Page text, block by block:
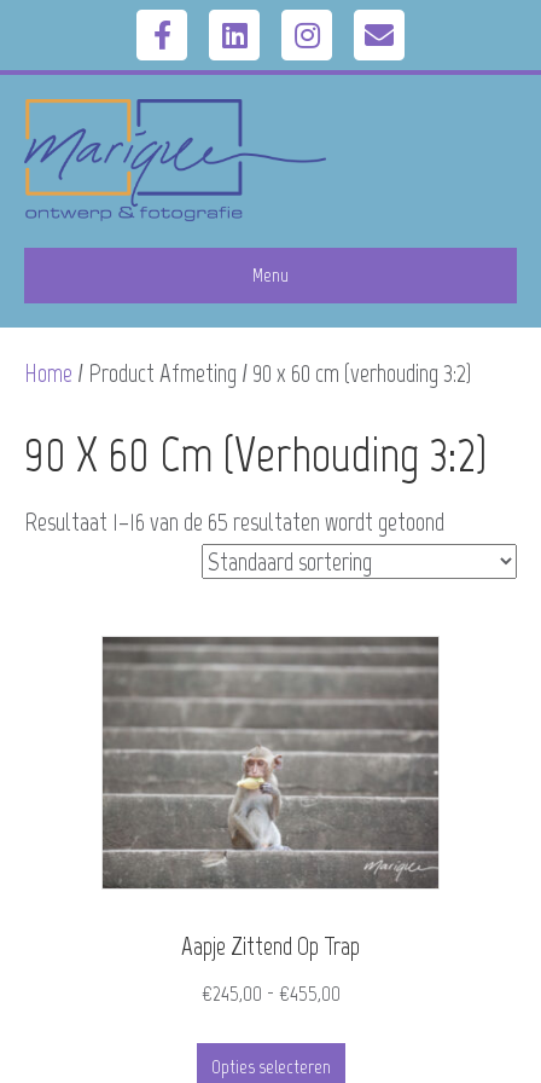
F
a
c
e
o
o
k
L
i
n
k
d
i
n
I
g
r
a
E
Menu
Home / Product Afmeting / 90 x 60 cm (verhouding 3:2)
90 X 60 Cm (verhouding 3:2)
Resultaat 1–16 van de 65 resultaten wordt getoond
Aapje Zittend Op Trap
€245,00 - €455,00Prijsklasse:
Opties selecteren
Dit